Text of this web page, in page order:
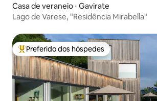
Casa de veraneio ⋅ Gavirate
Lago de Varese, "Residência Mirabella"
Entre os melhores preferidos dos hóspedes
Preferido dos hóspedes